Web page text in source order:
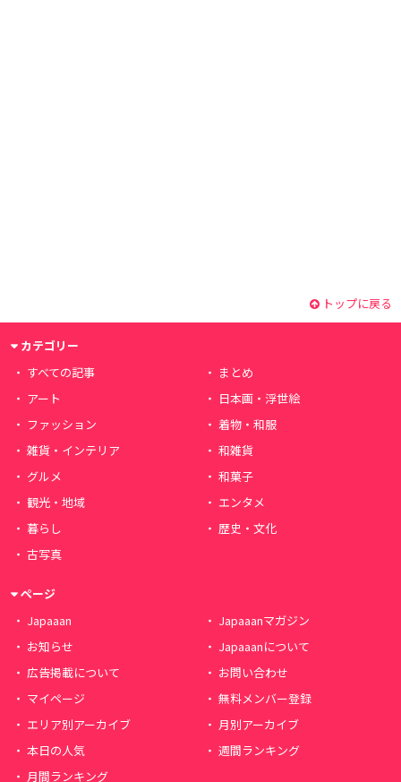
トップに戻る
カテゴリー
すべての記事
まとめ
アート
日本画・浮世絵
ファッション
着物・和服
雑貨・インテリア
和雑貨
グルメ
和菓子
観光・地域
エンタメ
暮らし
歴史・文化
古写真
ページ
Japaaan
Japaaanマガジン
お知らせ
Japaaanについて
広告掲載について
お問い合わせ
マイページ
無料メンバー登録
エリア別アーカイブ
月別アーカイブ
本日の人気
週間ランキング
月間ランキング